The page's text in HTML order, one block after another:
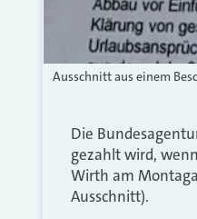
Ausschnitt aus einem
Die
gezahlt wird,
Wirth am
Ausschnitt).